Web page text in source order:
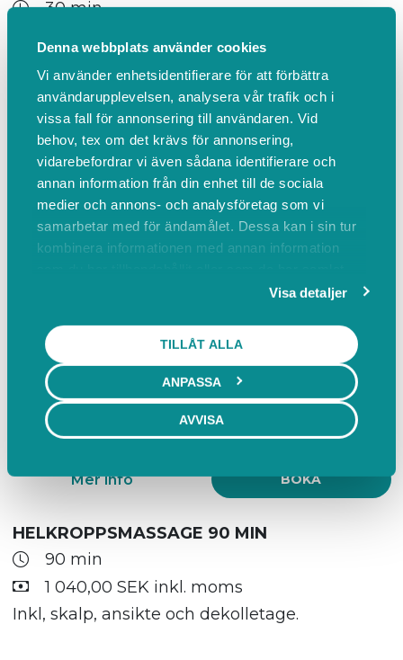
Denna webbplats använder cookies
Vi använder enhetsidentifierare för att förbättra
användarupplevelsen, analysera vår trafik och i
vissa fall för annonsering till användaren. Vid
behov, tex om det krävs för annonsering,
vidarebefordrar vi även sådana identifierare och
annan information från din enhet till de sociala
medier och annons- och analysföretag som vi
samarbetar med för ändamålet. Dessa kan i sin tur
kombinera informationen med annan information
Visa detaljer
TILLÅT ALLA
ANPASSA
AVVISA
30 min
fötter och händer, stimulerar lymfdränage,
minskar stelhet, förstärker immunsystemet
mm.
BOKA
Mer info
HELKROPPSMASSAGE 60 MIN
Ett bra sätt att slappna av på, är bra för fysiska
åkommor såsom stressrelaterade besvär som
huvudvärk och ryggvärk, lugnar nervsystemet,
stimulerar blodcirkulation mm.
BOKA
Mer info
HELKROPPSMASSAGE 90 MIN
90 min
1 040,00 SEK inkl. moms
Inkl, skalp, ansikte och dekolletage.